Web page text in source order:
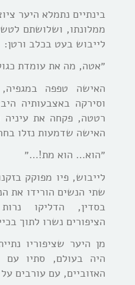
בינתיים נתמלא היער
ממלונתו, ושלושתם
לייבוש בעט בכלב ורטן:
״אטה, מה את עומדת
האישה טפפה
וסירקה באצבעותיה
רטטה, פקחה את
האישה שדמעות נזלו
״הוא… הוא מת!…״
לייבוש, פיו מפוקק
שתי הנשים הורידו את
בסדין, הדליקו
הציפורים נשרו לתוך
מן היער שציפוריו
היה בעולם, סתיו
האזוביים, עם עורבים